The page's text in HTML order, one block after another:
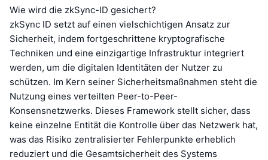
Wie wird die zkSync-ID gesichert?
zkSync ID setzt auf einen vielschichtigen Ansatz zur
Sicherheit, indem fortgeschrittene kryptografische
Techniken und eine einzigartige Infrastruktur integriert
werden, um die digitalen Identitäten der Nutzer zu
schützen. Im Kern seiner Sicherheitsmaßnahmen steht die
Nutzung eines verteilten Peer-to-Peer-
Konsensnetzwerks. Dieses Framework stellt sicher, dass
keine einzelne Entität die Kontrolle über das Netzwerk hat,
was das Risiko zentralisierter Fehlerpunkte erheblich
reduziert und die Gesamtsicherheit des Systems